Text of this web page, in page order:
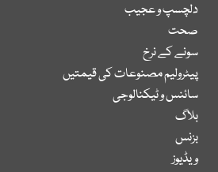
دلچسپ و عجیب
صحت
سونے کے نرخ
پیٹرولیم مصنوعات کی قیمتیں
سائنس و ٹیکنالوجی
بلاگ
بزنس
ویڈیوز